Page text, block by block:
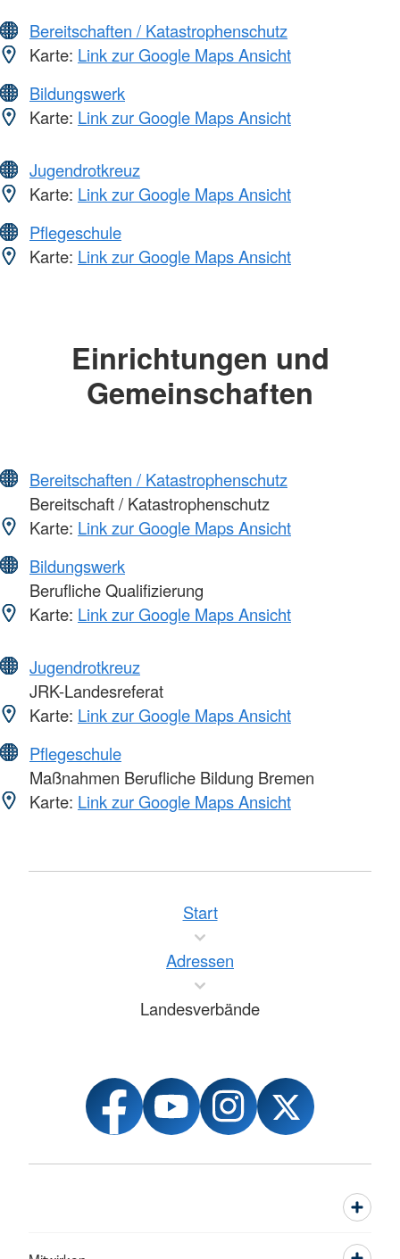
Bereitschaften / Katastrophenschutz
Karte: Link zur Google Maps Ansicht
Bildungswerk
Karte: Link zur Google Maps Ansicht
Jugendrotkreuz
Karte: Link zur Google Maps Ansicht
Pflegeschule
Karte: Link zur Google Maps Ansicht
Einrichtungen und
Gemeinschaften
Bereitschaften / Katastrophenschutz
Bereitschaft / Katastrophenschutz
Karte: Link zur Google Maps Ansicht
Bildungswerk
Berufliche Qualifizierung
Karte: Link zur Google Maps Ansicht
Jugendrotkreuz
JRK-Landesreferat
Karte: Link zur Google Maps Ansicht
Pflegeschule
Maßnahmen Berufliche Bildung Bremen
Karte: Link zur Google Maps Ansicht
Start
Adressen
Landesverbände